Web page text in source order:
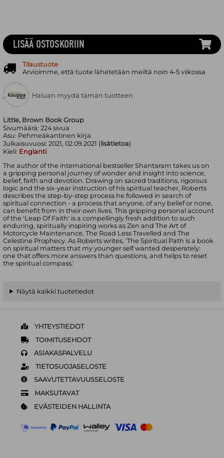
Little, Brown Book Group
Sivumäärä:224sivua
Asu: Pehmeäkantinen kirja
Julkaisuvuosi:2021, 02.09.2021 ( lisätietoa)
Kieli: Englanti
The author of the international bestseller Shantaram takes us on
a gripping personal journey of wonder and insight into science,
belief, faith and devotion. Drawing on sacred traditions, rigorous
logic and the six-year instruction of his spiritual teacher, Roberts
describes the step-by-step process he followed in search of
spiritual connection - a process that anyone, of any belief or none,
can benefit from in their own lives. This gripping personal account
of the 'Leap Of Faith' is a compellingly fresh addition to such
enduring, spiritually inspiring works as Zen and The Art of
Motorcycle Maintenance, The Road Less Travelled and The
Celestine Prophecy. As Roberts writes, 'The Spiritual Path is a book
on spiritual matters that my younger self wanted desperately:
one that offers more answers than questions, and helps to reset
the spiritual compass.'
LISÄÄ OSTOSKORIIN
Tilaustuote
Arvioimme, että tuote lähetetään meiltä noin 4-5 viikossa
Haluan myydä tämän tuotteen
Näytä kaikki tuotetiedot
YHTEYSTIEDOT
TOIMITUSEHDOT
ASIAKASPALVELU
TIETOSUOJASELOSTE
SAAVUTETTAVUUSSELOSTE
MAKSUTAVAT
EVÄSTEIDEN HALLINTA